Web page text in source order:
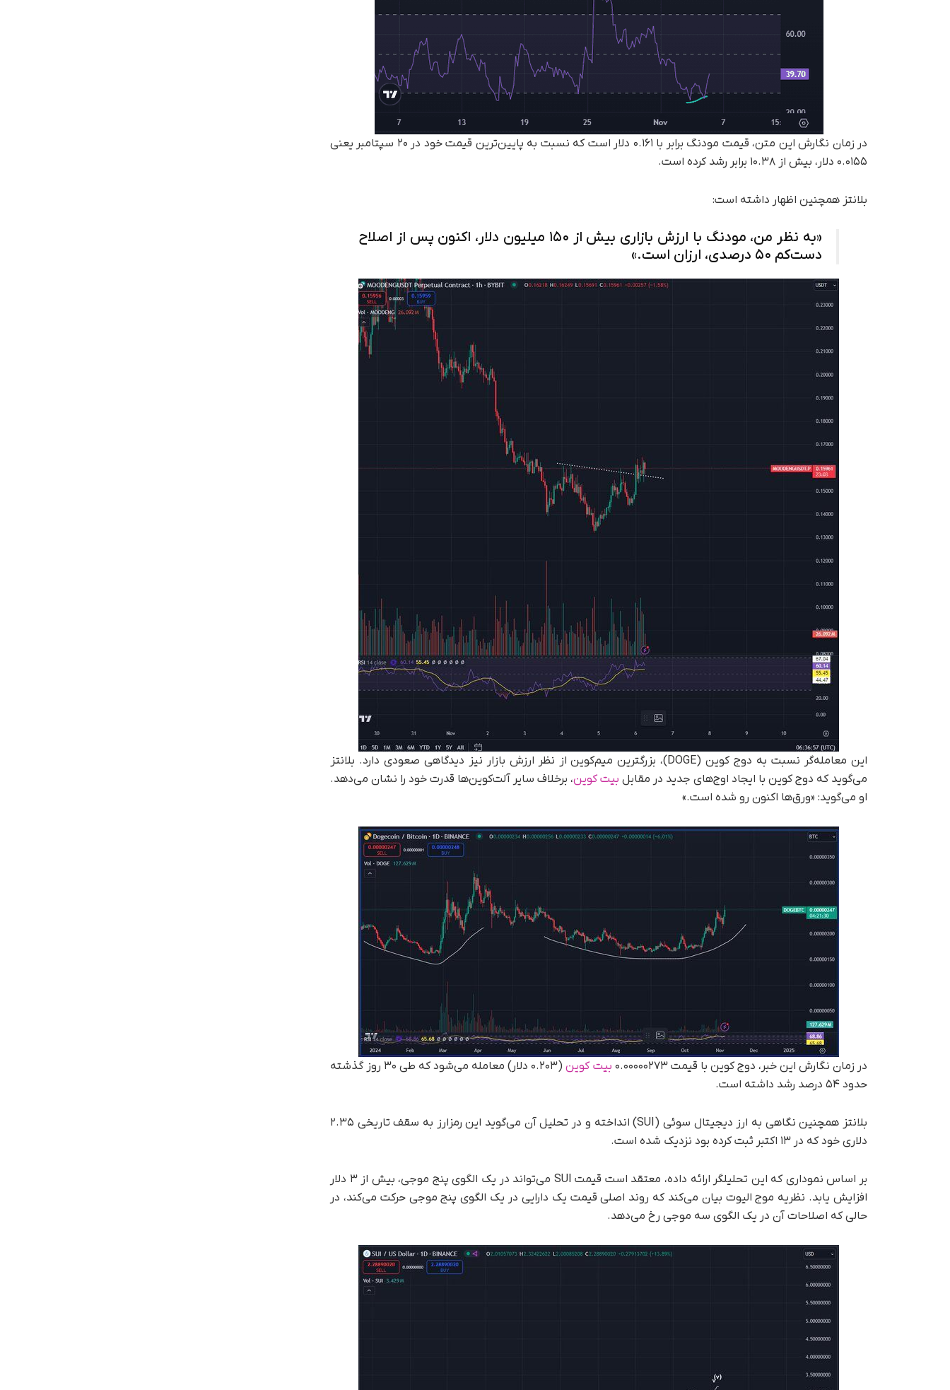
در زمان نگارش این متن، قیمت مودنگ برابر با ۰.۱۶۱ دلار است که نسبت به پایین‌ترین قیمت خود در ۲۰ سپتامبر یعنی
۰.۰۱۵۵ دلار، بیش از ۱۰.۳۸ برابر رشد کرده است.
بلانتز همچنین اظهار داشته است:
«به نظر من، مودنگ با ارزش بازاری بیش از ۱۵۰ میلیون دلار، اکنون پس از اصلاح
دست‌کم ۵۰ درصدی، ارزان است.»
این معامله‌گر نسبت به دوج کوین (DOGE)، بزرگترین میم‌کوین از نظر ارزش بازار نیز دیدگاهی صعودی دارد. بلانتز
می‌گوید که دوج کوین با ایجاد اوج‌های جدید در مقابل بیت کوین، برخلاف سایر آلت‌کوین‌ها قدرت خود را نشان می‌دهد.
او می‌گوید: «ورق‌ها اکنون رو شده است.»
در زمان نگارش این خبر، دوج کوین با قیمت ۰.۰۰۰۰۰۲۷۳ بیت کوین
(۰.۲۰۳ دلار) معامله می‌شود که طی ۳۰ روز گذشته
حدود ۵۴ درصد رشد داشته است.
بلانتز همچنین نگاهی به ارز دیجیتال سوئی (SUI) انداخته و در تحلیل آن می‌گوید این رمزارز به سقف تاریخی ۲.۳۵
دلاری خود که در ۱۳ اکتبر ثبت کرده بود نزدیک شده است.
بر اساس نموداری که این تحلیلگر ارائه داده، معتقد است قیمت SUI می‌تواند در یک الگوی پنج موجی، بیش از ۳ دلار
افزایش یابد. نظریه موج الیوت بیان می‌کند که روند اصلی قیمت یک دارایی در یک الگوی پنج موجی حرکت می‌کند، در
حالی که اصلاحات آن در یک الگوی سه موجی رخ می‌دهد.